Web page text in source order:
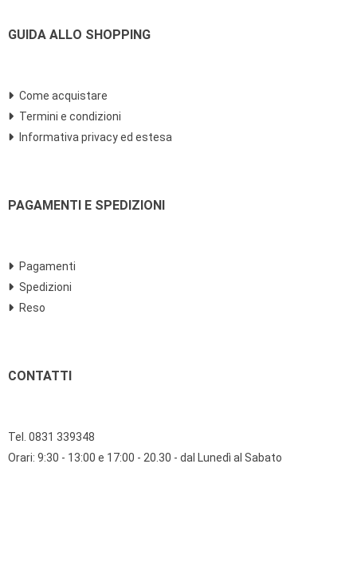
GUIDA ALLO SHOPPING
Come acquistare
Termini e condizioni
Informativa privacy ed estesa
PAGAMENTI E SPEDIZIONI
Pagamenti
Spedizioni
Reso
CONTATTI
Tel. 0831 339348
Orari: 9:30 - 13:00 e 17:00 - 20.30 - dal Lunedì al Sabato